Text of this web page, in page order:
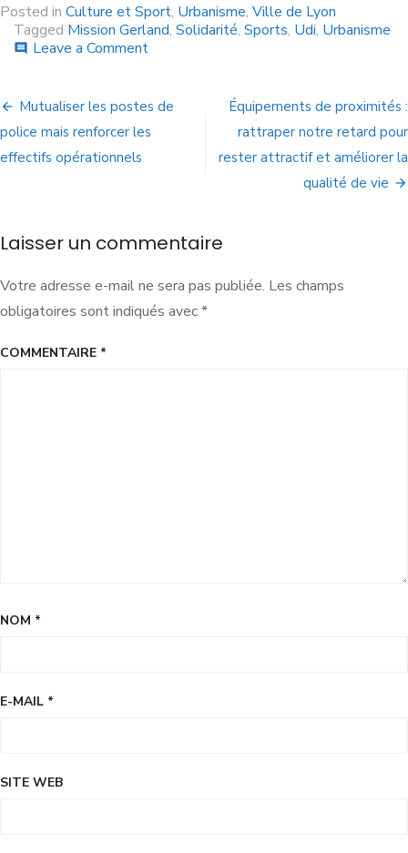
Posted in Culture et Sport, Urbanisme, Ville de Lyon
Tagged Mission Gerland, Solidarité, Sports, Udi, Urbanisme
comment Leave a Comment
Mutualiser les postes de
police mais renforcer les
effectifs opérationnels
Équipements de proximités :
rattraper notre retard pour
rester attractif et améliorer la
qualité de vie
Laisser un commentaire
Votre adresse e-mail ne sera pas publiée. Les champs
obligatoires sont indiqués avec*
COMMENTAIRE *
NOM *
E-MAIL *
SITE WEB